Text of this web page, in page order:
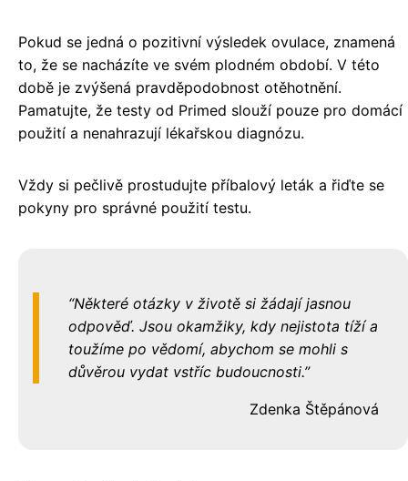
Pokud se jedná o pozitivní výsledek ovulace, znamená
to, že se nacházíte ve svém plodném období. V této
době je zvýšená pravděpodobnost otěhotnění.
Pamatujte, že testy od Primed slouží pouze pro domácí
použití a nenahrazují lékařskou diagnózu.
Vždy si pečlivě prostudujte příbalový leták a řiďte se
pokyny pro správné použití testu.
Některé otázky v životě si žádají jasnou
odpověď. Jsou okamžiky, kdy nejistota tíží a
toužíme po vědomí, abychom se mohli s
důvěrou vydat vstříc budoucnosti.
Zdenka Štěpánová